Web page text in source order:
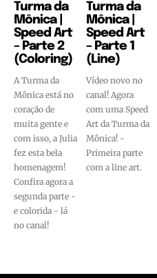
Turma da
Mônica |
Speed Art
– Parte 2
(Coloring)
A Turma da
Mônica está no
coração de
muita gente e
com isso, a Julia
fez esta bela
homenagem!
Confira agora a
segunda parte -
e colorida - lá
no canal!
Turma da
Mônica |
Speed Art
– Parte 1
(Line)
Vídeo novo no
canal! Agora
com uma Speed
Art da Turma da
Mônica! -
Primeira parte
com a line art.